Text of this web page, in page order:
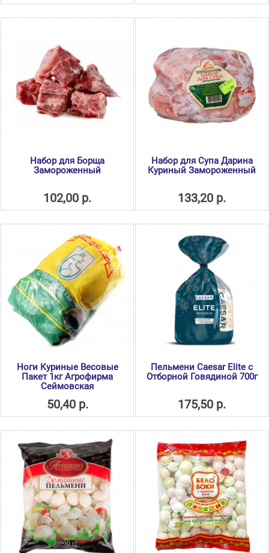
Набор для Борща
Замороженный
102,00 р.
Набор для Супа Дарина
Куриный Замороженный
133,20 р.
Ноги Куриные Весовые
Пакет 1кг Агрофирма
Сеймовская
50,40 р.
Пельмени Caesar Elite с
Отборной Говядиной 700г
175,50 р.